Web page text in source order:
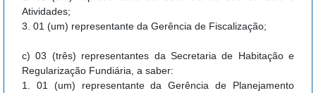
Atividades;
3. 01 (um) representante da Gerência de Fiscalização;
c) 03 (três) representantes da Secretaria de Habitação e
Regularização Fundiária, a saber:
1. 01 (um) representante da Gerência de Planejamento